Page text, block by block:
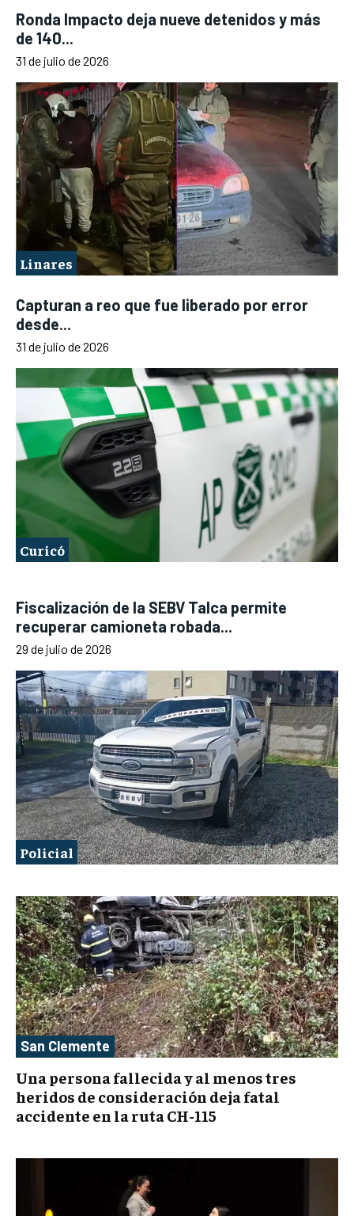
Ronda Impacto deja nueve detenidos y más
de 140...
31 de julio de 2026
Linares
Capturan a reo que fue liberado por error
desde...
31 de julio de 2026
Curicó
Fiscalización de la SEBV Talca permite
recuperar camioneta robada...
29 de julio de 2026
Policial
San Clemente
Una persona fallecida y al menos tres
heridos de consideración deja fatal
accidente en la ruta CH-115